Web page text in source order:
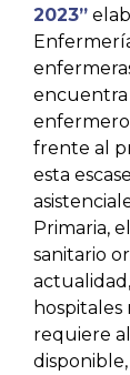
2023”
encuentra
frente al
esta
Primaria,
sanitario
requiere